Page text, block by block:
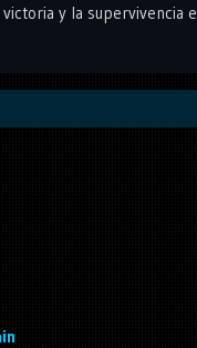
y la supervivencia